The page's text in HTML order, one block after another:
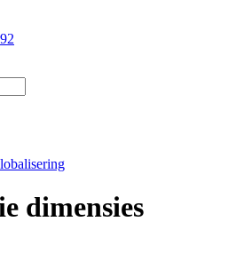
dimensies